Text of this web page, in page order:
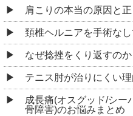
肩こりの本当の原因と
頚椎ヘルニアを手術な
なぜ捻挫をくり返すのか
テニス肘が治りにくい理
成長痛(オスグッド/シー
骨障害)のお悩みまとめ